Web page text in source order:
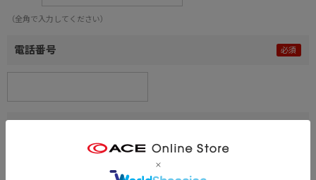
（全角で入力してください）
電話番号